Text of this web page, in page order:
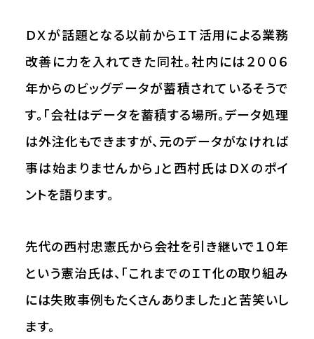
ＤＸが話題となる以前からＩＴ活用による業務
改善に力を入れてきた同社。社内には２００６
年からのビッグデータが蓄積されているそうで
す。「会社はデータを蓄積する場所。データ処理
は外注化もできますが、元のデータがなければ
事は始まりませんから」と西村氏はＤＸのポイ
ントを語ります。
先代の西村忠憲氏から会社を引き継いで１０年
という憲治氏は、「これまでのＩＴ化の取り組み
には失敗事例もたくさんありました」と苦笑いし
ます。